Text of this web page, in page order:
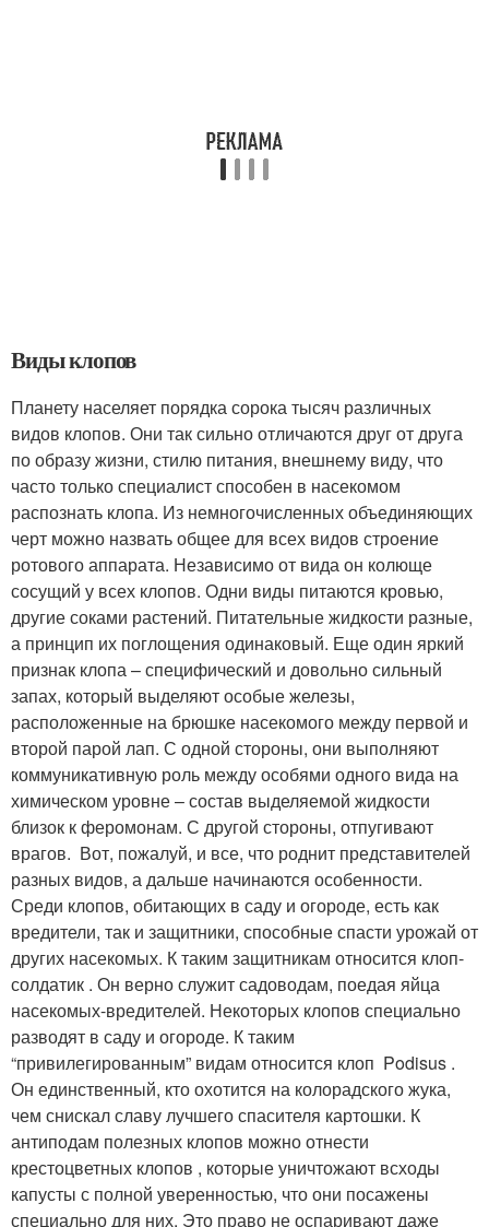
Виды клопов
Планету населяет порядка сорока тысяч различных
видов клопов. Они так сильно отличаются друг от друга
по образу жизни, стилю питания, внешнему виду, что
часто только специалист способен в насекомом
распознать клопа. Из немногочисленных объединяющих
черт можно назвать общее для всех видов строение
ротового аппарата. Независимо от вида он колюще
сосущий у всех клопов. Одни виды питаются кровью,
другие соками растений. Питательные жидкости разные,
а принцип их поглощения одинаковый. Еще один яркий
признак клопа – специфический и довольно сильный
запах, который выделяют особые железы,
расположенные на брюшке насекомого между первой и
второй парой лап. С одной стороны, они выполняют
коммуникативную роль между особями одного вида на
химическом уровне – состав выделяемой жидкости
близок к феромонам. С другой стороны, отпугивают
врагов. Вот, пожалуй, и все, что роднит представителей
разных видов, а дальше начинаются особенности.
Среди клопов, обитающих в саду и огороде, есть как
вредители, так и защитники, способные спасти урожай от
других насекомых. К таким защитникам относится клоп-
солдатик . Он верно служит садоводам, поедая яйца
насекомых-вредителей. Некоторых клопов специально
разводят в саду и огороде. К таким
“привилегированным” видам относится клоп Podisus .
Он единственный, кто охотится на колорадского жука,
чем снискал славу лучшего спасителя картошки. К
антиподам полезных клопов можно отнести
крестоцветных клопов , которые уничтожают всходы
капусты с полной уверенностью, что они посажены
специально для них. Это право не оспаривают даже